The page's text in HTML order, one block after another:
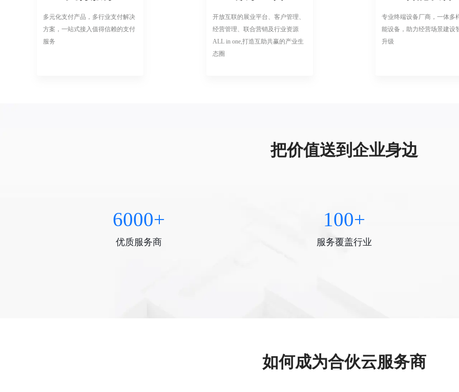
多元化支付产品，多行业支付解决
方案，一站式接入值得信赖的支付
服务
开放互联的展业平台、客户管理、
经营管理、联合营销及行业资源
ALL in one,打造互助共赢的产业生
态圈
专业终端设备厂商，一体多
能设备，助力经营场景建设
升级
把价值送到企业身边
6000+
优质服务商
100+
服务覆盖行业
如何成为合伙云服务商